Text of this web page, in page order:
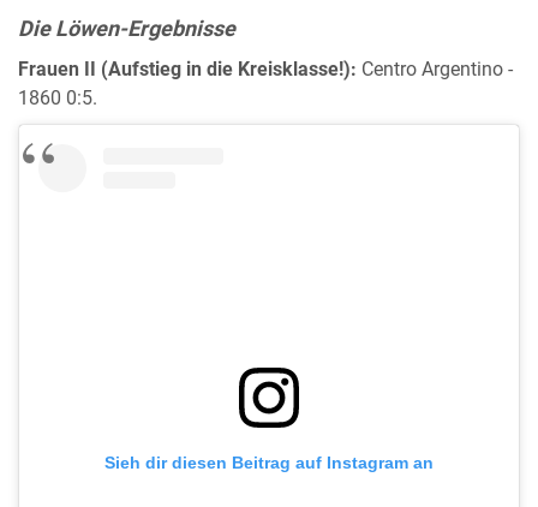
Die Löwen-Ergebnisse
Frauen II (Aufstieg in die Kreisklasse!): Centro Argentino -
1860 0:5.
Sieh dir diesen Beitrag auf Instagram an